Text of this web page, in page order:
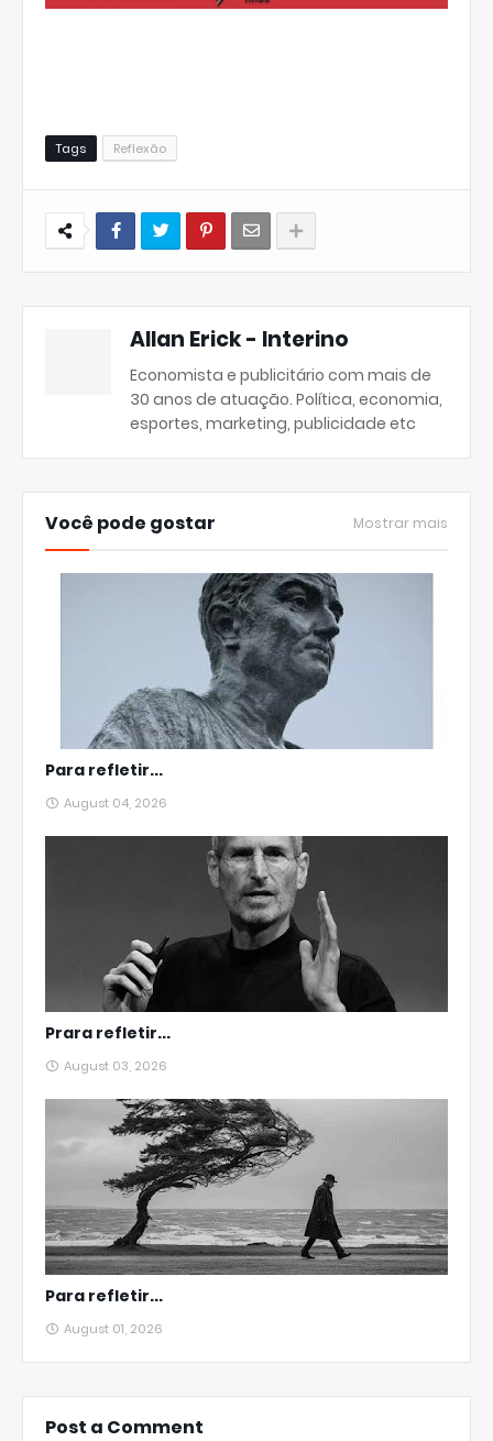
Tags Reflexão
Allan Erick - Interino
Economista e publicitário com mais de
30 anos de atuação. Política, economia,
esportes, marketing, publicidade etc
Você pode gostar Mostrar mais
Para refletir...
August 04, 2026
Prara refletir...
August 03, 2026
Para refletir...
August 01, 2026
Post a Comment